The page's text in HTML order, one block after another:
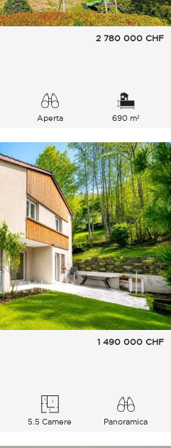
2 780 000 CHF
Aperta
690 m²
1 490 000 CHF
5.5 Camere Panoramica